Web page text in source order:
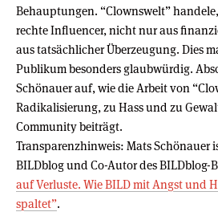
Behauptungen. “Clownswelt”
rechte Influencer, nicht nur aus
aus tatsächlicher Überzeugung. Dies
Publikum besonders glaubwürdig.
Schönauer auf, wie die Arbeit von
Radikalisierung, zu Hass und zu
Community beiträgt.
Transparenzhinweis: Mats Schönauer
BILDblog und Co-Autor des BILDblog-
auf Verluste. Wie BILD mit Angst und
spaltet”.